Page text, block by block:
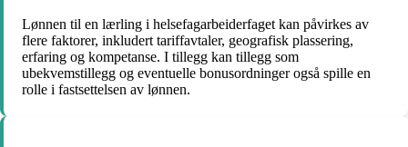
Lønnen til en lærling i helsefagarbeiderfaget kan påvirkes av
flere faktorer, inkludert tariffavtaler, geografisk plassering,
erfaring og kompetanse. I tillegg kan tillegg som
ubekvemstillegg og eventuelle bonusordninger også spille en
rolle i fastsettelsen av lønnen.